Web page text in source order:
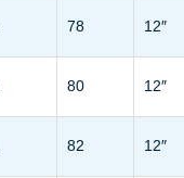
78 12″
80 12″
82 12″